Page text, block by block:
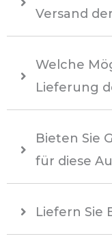
Versand
Welche
Lieferung
Bieten Sie
für diese
Liefern Sie